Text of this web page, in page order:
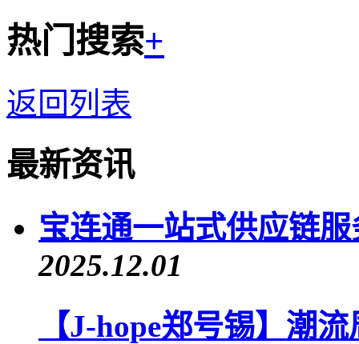
热门搜索+
返回列表
最新资讯
宝连通一站式供应链
2025.12.01
【J-hope郑号锡】潮